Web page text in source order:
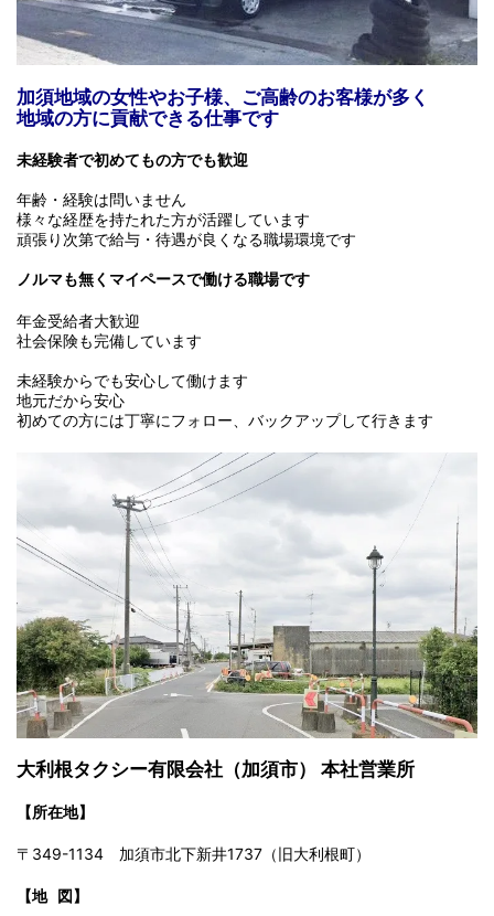
加須地域の女性やお子様、ご高齢のお客様が多く
地域の方に貢献できる仕事です
未経験者で初めてもの方でも歓迎
年齢・経験は問いません
様々な経歴を持たれた方が活躍しています
頑張り次第で給与・待遇が良くなる職場環境です
ノルマも無く マイペースで働ける職場です
年金受給者大歓迎
社会保険も完備しています
未経験からでも安心して働けます
地元だから安心
初めての方には丁寧にフォロー、バックアップして行きます
大利根タクシー有限会社（加須市） 本社営業所
【所在地】
〒349-1134 加須市北下新井1737（旧大利根町）
【地 図】